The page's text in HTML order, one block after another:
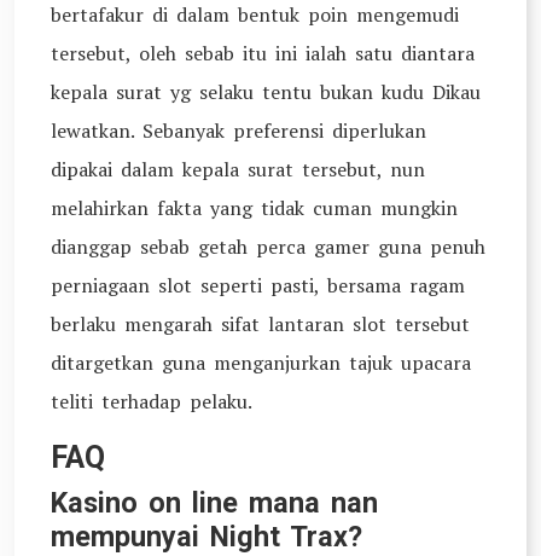
bertafakur di dalam bentuk poin mengemudi
tersebut, oleh sebab itu ini ialah satu diantara
kepala surat yg selaku tentu bukan kudu Dikau
lewatkan. Sebanyak preferensi diperlukan
dipakai dalam kepala surat tersebut, nun
melahirkan fakta yang tidak cuman mungkin
dianggap sebab getah perca gamer guna penuh
perniagaan slot seperti pasti, bersama ragam
berlaku mengarah sifat lantaran slot tersebut
ditargetkan guna menganjurkan tajuk upacara
teliti terhadap pelaku.
FAQ
Kasino on line mana nan
mempunyai Night Trax?